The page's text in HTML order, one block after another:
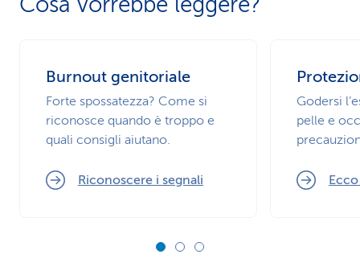
Burnout genitoriale
Forte spossatezza? Come si
riconosce quando è troppo e
quali consigli aiutano.
Riconoscere i segnali
Godersi
pelle e